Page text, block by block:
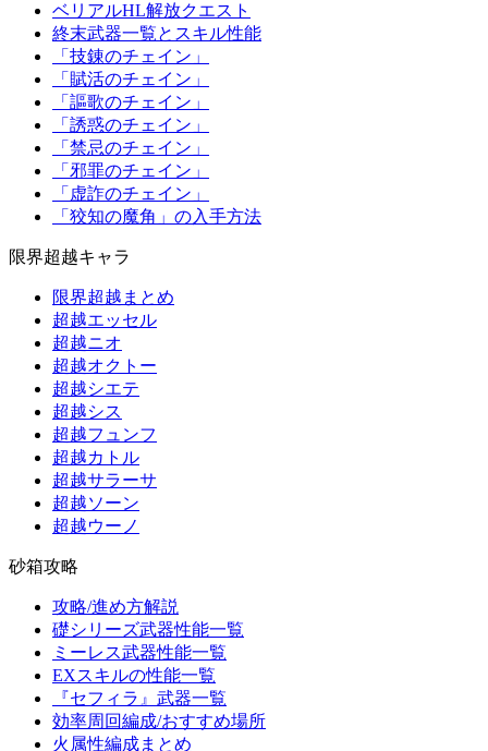
ベリアルHL解放クエスト
終末武器一覧とスキル性能
「技錬のチェイン」
「賦活のチェイン」
「謳歌のチェイン」
「誘惑のチェイン」
「禁忌のチェイン」
「邪罪のチェイン」
「虚詐のチェイン」
「狡知の魔角」の入手方法
限界超越キャラ
限界超越まとめ
超越エッセル
超越ニオ
超越オクトー
超越シエテ
超越シス
超越フュンフ
超越カトル
超越サラーサ
超越ソーン
超越ウーノ
砂箱攻略
攻略/進め方解説
礎シリーズ武器性能一覧
ミーレス武器性能一覧
EXスキルの性能一覧
『セフィラ』武器一覧
効率周回編成/おすすめ場所
火属性編成まとめ